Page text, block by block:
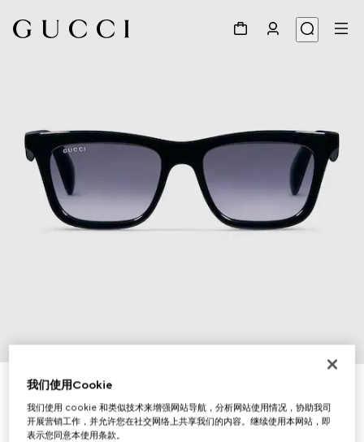
长方形镜框太阳眼镜
A$520
相关款式黑色
我们使用Cookie
我们使用 cookie 和类似技术来增强网站导航，分析网站使用情况，协助我司
开展营销工作，并允许您在社交网络上共享我们的内容。继续使用本网站，即
表示您同意本使用条款。